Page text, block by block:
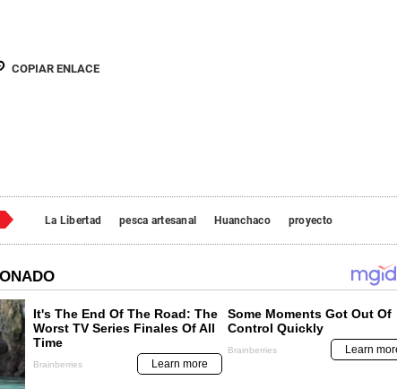
COPIAR ENLACE
La Libertad pesca artesanal Huanchaco proyecto